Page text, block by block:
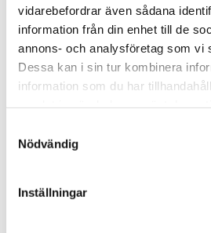
vidarebefordrar även sådana
information från din enhet till de
annons- och analysföretag som vi
Dessa kan i sin tur kombinera
information som du har
Nödvändig
Inställningar
slå världs­rekord
Bibeln i 144